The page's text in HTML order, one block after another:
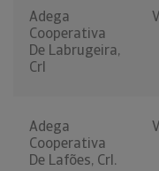
Adega
Cooperativa
De Labrugeira,
Crl
Adega
Cooperativa
De Lafões, Crl.